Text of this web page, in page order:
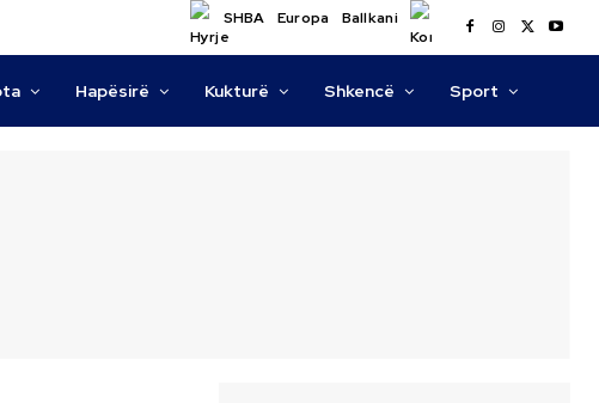
SHBA Europa Ballkani
Hapësirë Kukturë Shkencë Sport